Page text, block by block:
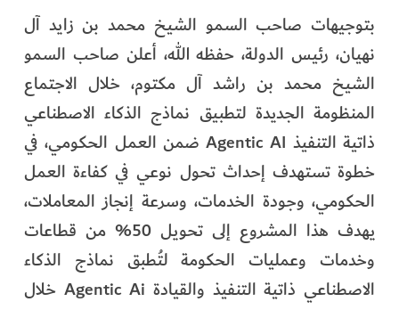
بتوجيهات صاحب السمو الشيخ محمد بن زايد آل
نهيان، رئيس الدولة، حفظه الله، أعلن صاحب السمو
الشيخ محمد بن راشد آل مكتوم، خلال الاجتماع
المنظومة الجديدة لتطبيق نماذج الذكاء الاصطناعي
ذاتية التنفيذ Agentic AI ضمن العمل الحكومي، في
خطوة تستهدف إحداث تحول نوعي في كفاءة العمل
الحكومي، وجودة الخدمات، وسرعة إنجاز المعاملات،
يهدف هذا المشروع إلى تحويل 50% من قطاعات
وخدمات وعمليات الحكومة لتُطبق نماذج الذكاء
الاصطناعي ذاتية التنفيذ والقيادة Agentic Ai خلال